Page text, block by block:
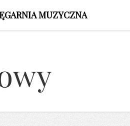
MUZYCZNA